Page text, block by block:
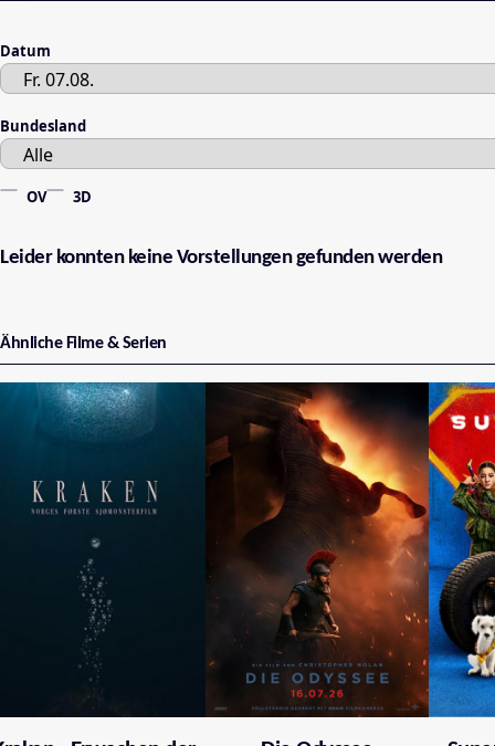
Datum
Bundesland
OV 3D
Leider konnten keine Vorstellungen gefunden werden
Ähnliche Filme & Serien